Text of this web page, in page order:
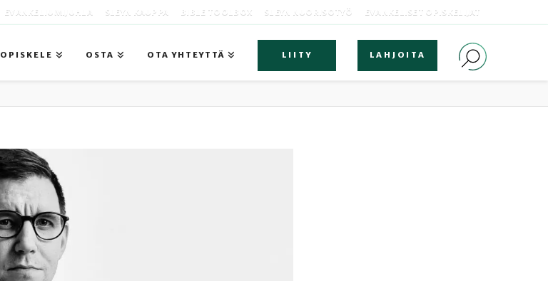
EVANKELIUMIJUHLA SLEYN KAUPPA BIBLE TOOLBOX SLEYN NUORISOTYÖ EVANKELISET OPISKELIJAT
OPISKELE OSTA OTA YHTEYTTÄ LIITY LAHJOITA